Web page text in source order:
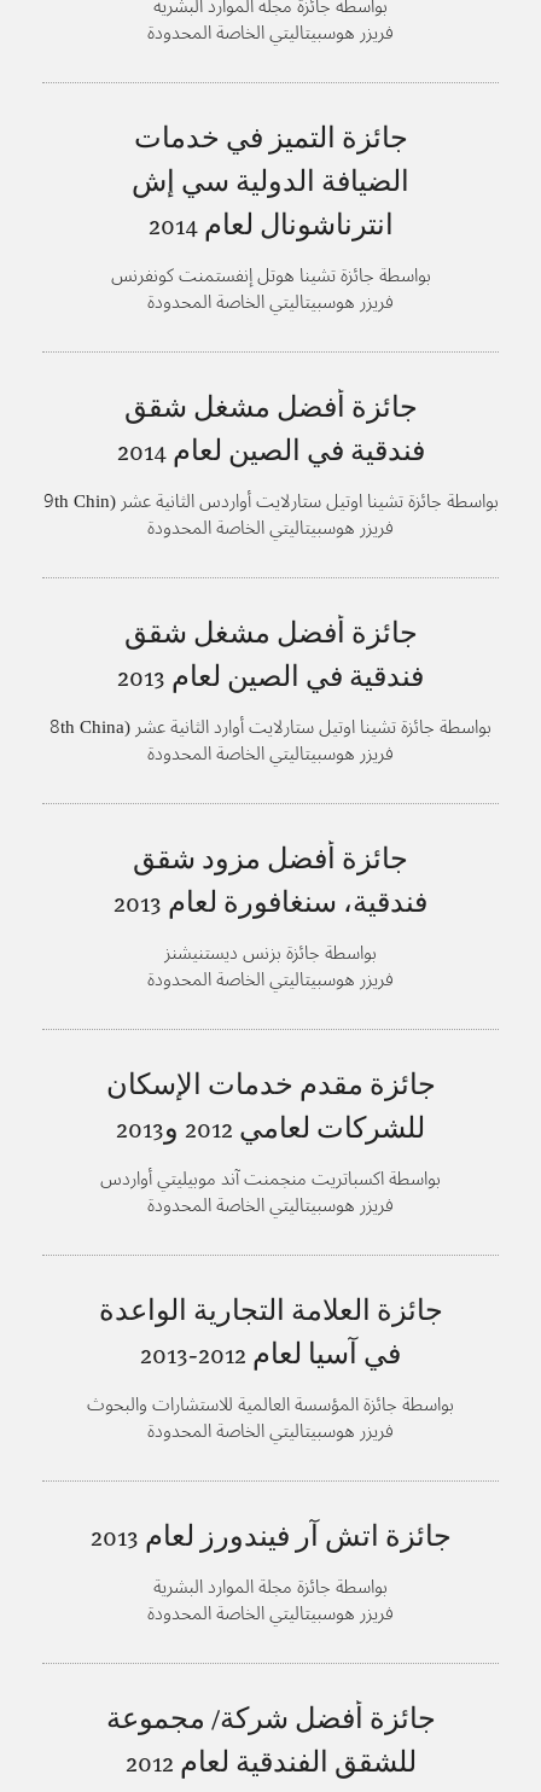
فريزر هوسبيتاليتي الخاصة المحدودة
جائزة التميز في خدمات
الضيافة الدولية سي إش
انترناشونال لعام2014
بواسطة جائزة تشينا هوتل إنفستمنت كونفرنس
فريزر هوسبيتاليتي الخاصة المحدودة
جائزة أفضل مشغل شقق
فندقية في الصين لعام2014
بواسطة جائزة تشينا اوتيل ستارلايت أواردس الثانية عشر (9th Chin
a Hotel Starlight Awards)، منتدى فندق مركز آسيا
فريزر هوسبيتاليتي الخاصة المحدودة
جائزة أفضل مشغل شقق
فندقية في الصين لعام2013
بواسطة جائزة تشينا اوتيل ستارلايت أوارد الثانية عشر (8th China
Hotel Starlight Awards)، منتدى فندق مركز آسيا
فريزر هوسبيتاليتي الخاصة المحدودة
جائزة أفضل مزود شقق
فندقية، سنغافورة لعام2013
بواسطة جائزة بزنس ديستنيشنز
فريزر هوسبيتاليتي الخاصة المحدودة
جائزة مقدم خدمات الإسكان
للشركات لعامي2012 و2013
بواسطة اكسباتريت منجمنت آند موبيليتي أواردس
فريزر هوسبيتاليتي الخاصة المحدودة
جائزة العلامة التجارية الواعدة
في آسيا لعام2012-2013
بواسطة جائزة المؤسسة العالمية للاستشارات والبحوث
فريزر هوسبيتاليتي الخاصة المحدودة
جائزة اتش آر فيندورز لعام2013
بواسطة جائزة مجلة الموارد البشرية
فريزر هوسبيتاليتي الخاصة المحدودة
جائزة أفضل شركة/ مجموعة
للشقق الفندقية لعام2012